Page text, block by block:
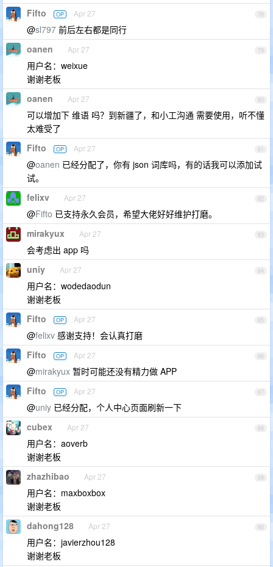
78
Fifto OP Apr 27
@sl797 前后左右都是同行
79
oanen Apr 27
用户名：weixue
谢谢老板
80
oanen Apr 27
可以增加下 维语 吗？到新疆了，和小工沟通 需要使用，听不懂
太难受了
81
Fifto OP Apr 27
@oanen 已经分配了，你有 json 词库吗，有的话我可以添加试
试。
82
felixv Apr 27
@Fifto 已支持永久会员，希望大佬好好维护打磨。
83
mirakyux Apr 27
会考虑出 app 吗
84
uniy Apr 27
用户名：wodedaodun
谢谢老板
85
Fifto OP Apr 27
@felixv 感谢支持！会认真打磨
86
Fifto OP Apr 27
@mirakyux 暂时可能还没有精力做 APP
87
Fifto OP Apr 27
@uniy 已经分配，个人中心页面刷新一下
88
cubex Apr 27
用户名：aoverb
谢谢老板
89
zhazhibao Apr 27
用户名：maxboxbox
谢谢老板
90
dahong128 Apr 27
用户名：javierzhou128
谢谢老板